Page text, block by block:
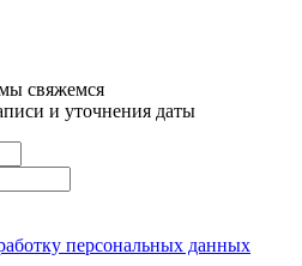
свяжемся
и уточнения даты
персональных данных